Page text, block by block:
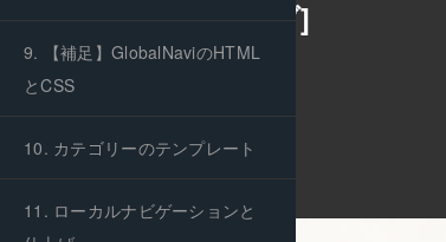
9. 【補足】GlobalNaviのHTML
とCSS
10. カテゴリーのテンプレート
11. ローカルナビゲーションと
Skillhub [スキルハブ]
mail: support@skillhub.jp
■お問い合わせ